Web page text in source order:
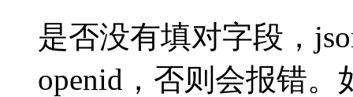
是否没有填对字段，
openid，否则会报错